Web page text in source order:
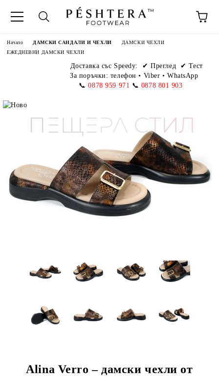
Начало ДАМСКИ САНДАЛИ И ЧЕХЛИ
ДАМСКИ ЧЕХЛИ
ЕЖЕДНЕВНИ ДАМСКИ ЧЕХЛИ
Доставка със Speedy:
✔ Преглед ✔ Тест
За поръчки: телефон• Viber • WhatsApp
📞 0878 959 971 📞 0878 801 903
Alina Verro – дамски чехли от